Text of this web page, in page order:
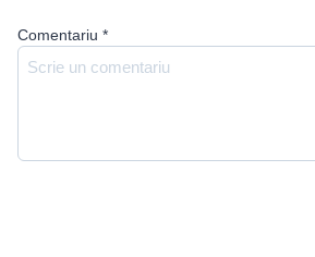
Comentariu *